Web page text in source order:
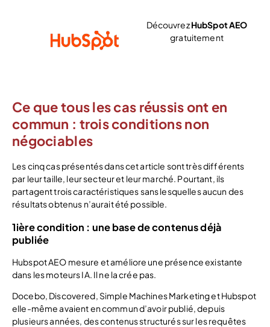
DécouvrezHubSpot AEO
gratuitement
Ce que tous les cas réussis ont en
commun : trois conditions non
négociables
Les cinq cas présentés dans cet article sont très différents
par leur taille, leur secteur et leur marché. Pourtant, ils
partagent trois caractéristiques sans lesquelles aucun des
résultats obtenus n’aurait été possible.
1ière condition : une base de contenus déjà
publiée
Hubspot AEO mesure et améliore une présence existante
dans les moteurs IA. Il ne la crée pas.
Docebo, Discovered, Simple Machines Marketing et Hubspot
elle-même avaient en commun d’avoir publié, depuis
plusieurs années, des contenus structurés sur les requêtes